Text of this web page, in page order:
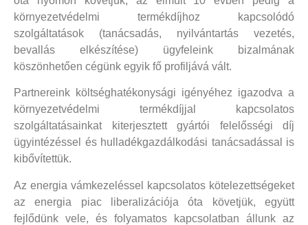
környezetvédelmi termékdíjhoz kapcsolódó
szolgáltatások (tanácsadás, nyilvántartás vezetés,
bevallás elkészítése) ügyfeleink bizalmának
köszönhetően cégünk egyik fő profiljává vált.
Partnereink költséghatékonysági igényéhez igazodva a
környezetvédelmi termékdíjjal kapcsolatos
szolgáltatásainkat kiterjesztett gyártói felelősségi díj
ügyintézéssel és hulladékgazdálkodási tanácsadással is
kibővítettük.
Az energia vámkezeléssel kapcsolatos kötelezettségeket
az energia piac liberalizációja óta követjük, együtt
fejlődünk vele, és folyamatos kapcsolatban állunk az